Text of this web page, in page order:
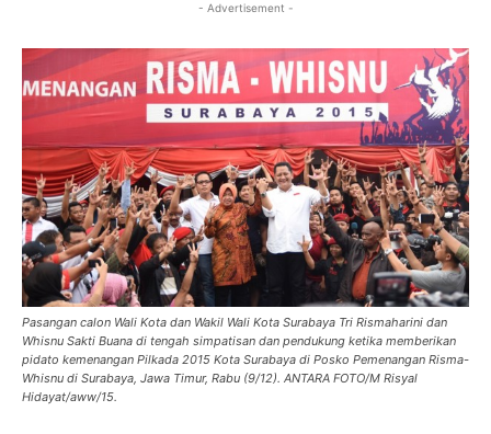
- Advertisement -
Pasangan calon Wali Kota dan Wakil Wali Kota Surabaya Tri Rismaharini dan
Whisnu Sakti Buana di tengah simpatisan dan pendukung ketika memberikan
pidato kemenangan Pilkada 2015 Kota Surabaya di Posko Pemenangan Risma-
Whisnu di Surabaya, Jawa Timur, Rabu (9/12). ANTARA FOTO/M Risyal
Hidayat/aww/15.